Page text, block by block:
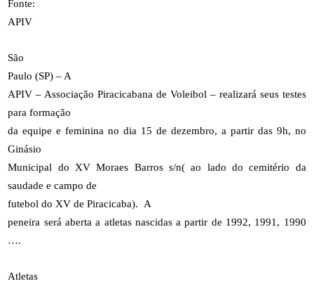
Fonte:
APIV
São
Paulo (SP) – A
APIV – Associação Piracicabana de Voleibol – realizará seus testes
para formação
da equipe e feminina no dia 15 de dezembro, a partir das 9h, no
Ginásio
Municipal do XV Moraes Barros s/n( ao lado do cemitério da
saudade e campo de
futebol do XV de Piracicaba).
A
peneira será aberta a atletas nascidas a partir de 1992, 1991, 1990
….
Atletas